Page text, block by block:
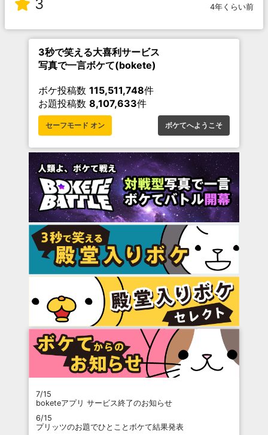
3 4年くらい前
3秒で笑える大喜利サービス
写真で一言ボケて(bokete)
ボケ投稿数 115,511,748件
お題投稿数 8,107,633件
セーフモード オン ボケてへようこそ
7/15
boketeアプリ サービス終了のお知らせ
6/15
プリッツのお題でひとことボケて結果発表